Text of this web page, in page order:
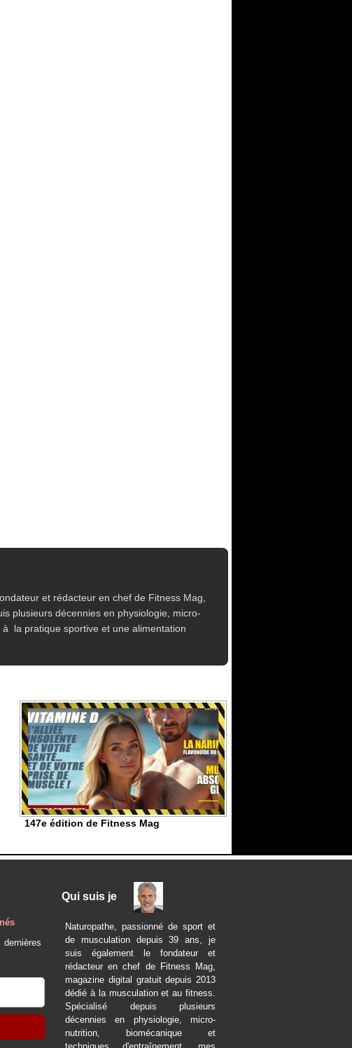
et rédacteur en chef de Fitness Mag,
plusieurs décennies en physiologie, micro-
la pratique sportive et une alimentation
147e édition de Fitness Mag
Qui suis je
Naturopathe, passionné de sport et
de musculation depuis 39 ans, je
suis également le fondateur et
rédacteur en chef de Fitness Mag,
magazine digital gratuit depuis 2013
dédié à la musculation et au fitness.
Spécialisé depuis plusieurs
décennies en physiologie, micro-
nutrition, biomécanique et